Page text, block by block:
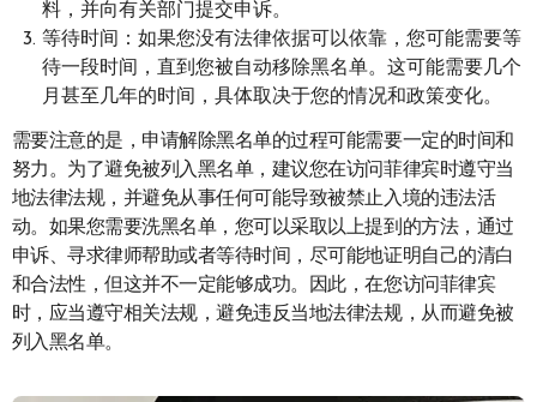
料，并向有关部门提交申诉。
等待时间：如果您没有法律依据可以依靠，您可能需要等
待一段时间，直到您被自动移除黑名单。这可能需要几个
月甚至几年的时间，具体取决于您的情况和政策变化。
需要注意的是，申请解除黑名单的过程可能需要一定的时间和
努力。为了避免被列入黑名单，建议您在访问菲律宾时遵守当
地法律法规，并避免从事任何可能导致被禁止入境的违法活
动。如果您需要洗黑名单，您可以采取以上提到的方法，通过
申诉、寻求律师帮助或者等待时间，尽可能地证明自己的清白
和合法性，但这并不一定能够成功。因此，在您访问菲律宾
时，应当遵守相关法规，避免违反当地法律法规，从而避免被
列入黑名单。